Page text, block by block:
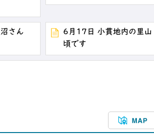
さん
6月17日 小貫地内の里山
頃です